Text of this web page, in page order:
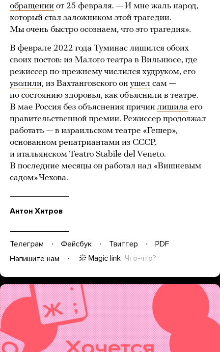
обращении от 25 февраля. — И мне жаль народ,
который стал заложником этой трагедии.
Мы очень быстро осознаем, что это трагедия».
В феврале 2022 года Туминас лишился обоих
своих постов: из Малого театра в Вильнюсе, где
режиссер по-прежнему числился худруком, его
уволили, из Вахтанговского он ушел сам —
по состоянию здоровья, как объяснили в театре.
В мае Россия без объяснения причин лишила его
правительственной премии. Режиссер продолжал
работать — в израильском театре «Гешер»,
основанном репатриантами из СССР,
и итальянском Teatro Stabile del Veneto.
В последние месяцы он работал над «Вишневым
садом» Чехова.
Антон Хитров
Телеграм Фейсбук Твиттер
PDF
Напишите нам
Magic link Что-что?